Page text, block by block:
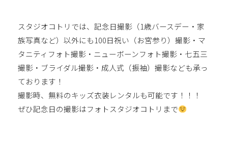
スタジオコトリでは、記念日撮影（1歳バースデー・家
族写真など）以外にも100日祝い（お宮参り）撮影・マ
タニティフォト撮影・ニューボーンフォト撮影・七五三
撮影・ブライダル撮影・成人式（振袖）撮影なども承っ
ております！
撮影時、無料のキッズ衣装レンタルも可能です！！！
ぜひ記念日の撮影はフォトスタジオコトリまで